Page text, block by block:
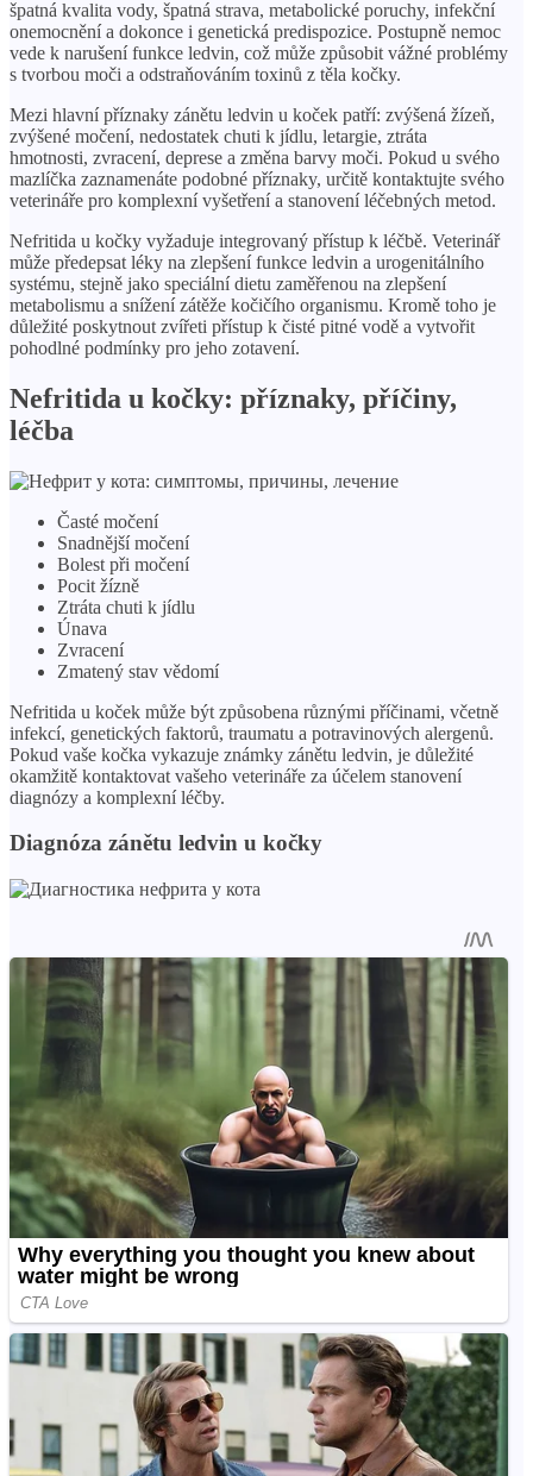
špatná kvalita vody, špatná strava, metabolické poruchy, infekční
onemocnění a dokonce i genetická predispozice. Postupně nemoc
vede k narušení funkce ledvin, což může způsobit vážné problémy
s tvorbou moči a odstraňováním toxinů z těla kočky.
Mezi hlavní příznaky zánětu ledvin u koček patří: zvýšená žízeň,
zvýšené močení, nedostatek chuti k jídlu, letargie, ztráta
hmotnosti, zvracení, deprese a změna barvy moči. Pokud u svého
mazlíčka zaznamenáte podobné příznaky, určitě kontaktujte svého
veterináře pro komplexní vyšetření a stanovení léčebných metod.
Nefritida u kočky vyžaduje integrovaný přístup k léčbě. Veterinář
může předepsat léky na zlepšení funkce ledvin a urogenitálního
systému, stejně jako speciální dietu zaměřenou na zlepšení
metabolismu a snížení zátěže kočičího organismu. Kromě toho je
důležité poskytnout zvířeti přístup k čisté pitné vodě a vytvořit
pohodlné podmínky pro jeho zotavení.
Nefritida u kočky: příznaky, příčiny,
léčba
Časté močení
Snadnější močení
Bolest při močení
Pocit žízně
Ztráta chuti k jídlu
Únava
Zvracení
Zmatený stav vědomí
Nefritida u koček může být způsobena různými příčinami, včetně
infekcí, genetických faktorů, traumatu a potravinových alergenů.
Pokud vaše kočka vykazuje známky zánětu ledvin, je důležité
okamžitě kontaktovat vašeho veterináře za účelem stanovení
diagnózy a komplexní léčby.
Diagnóza zánětu ledvin u kočky